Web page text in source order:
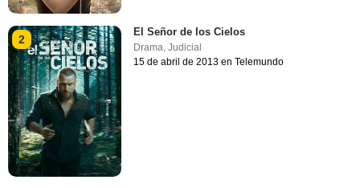
2
El Señor de los Cielos
Drama,Judicial
15 de abril de 2013 en Telemundo